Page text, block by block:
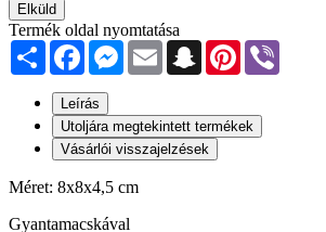
Elküld
Termék oldal nyomtatása
Share FacebookMessenger
Email SnapchatPinterest
Leírás
Utoljára megtekintett termékek
Vásárlói visszajelzések
Méret: 8x8x4,5 cm
Gyantamacskával